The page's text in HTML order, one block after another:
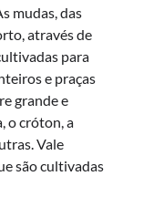
mudas, das
através de
para
e praças
grande e
o cróton, a
Vale
são cultivadas